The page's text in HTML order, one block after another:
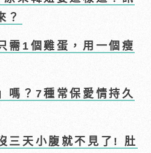
？
需1個雞蛋，用一個瘦
嗎？7種常保愛情持久
三天小腹就不見了! 肚